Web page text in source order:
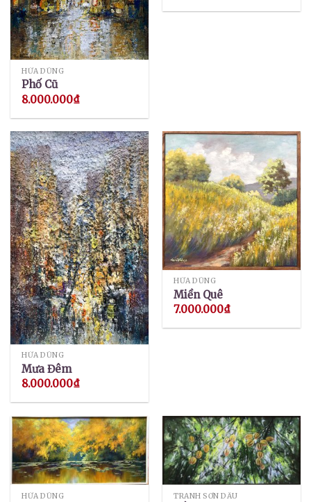
HỨA DŨNG
Phố Cũ
8.000.000₫
HỨA DŨNG
Mưa Đêm
8.000.000₫
HỨA DŨNG
Miền Quê
7.000.000₫
HỨA DŨNG TRANH SƠN DẦU